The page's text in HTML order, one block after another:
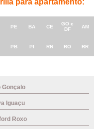
para apartamento:
PE BA CE
GO e
DF
AM
PB PI RN RO RR
Gonçalo
Iguaçu
Roxo